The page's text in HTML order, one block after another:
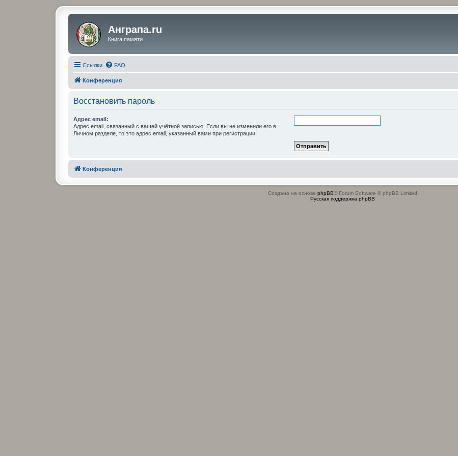
Анграпа.ru
Книга памяти
Ссылки FAQ
Конференция
Восстановить пароль
Адрес email:
Адрес email, связанный с вашей учётной записью. Если вы не изменили его в
Личном разделе, то это адрес email, указанный вами при регистрации.
Конференция
Создано на основе phpBB® Forum Software © phpBB Limited
Русская поддержка phpBB